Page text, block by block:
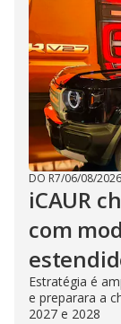
DO R7/06/08/2026
iCAUR
com
Estratégia é
e preparara a
2027 e 2028